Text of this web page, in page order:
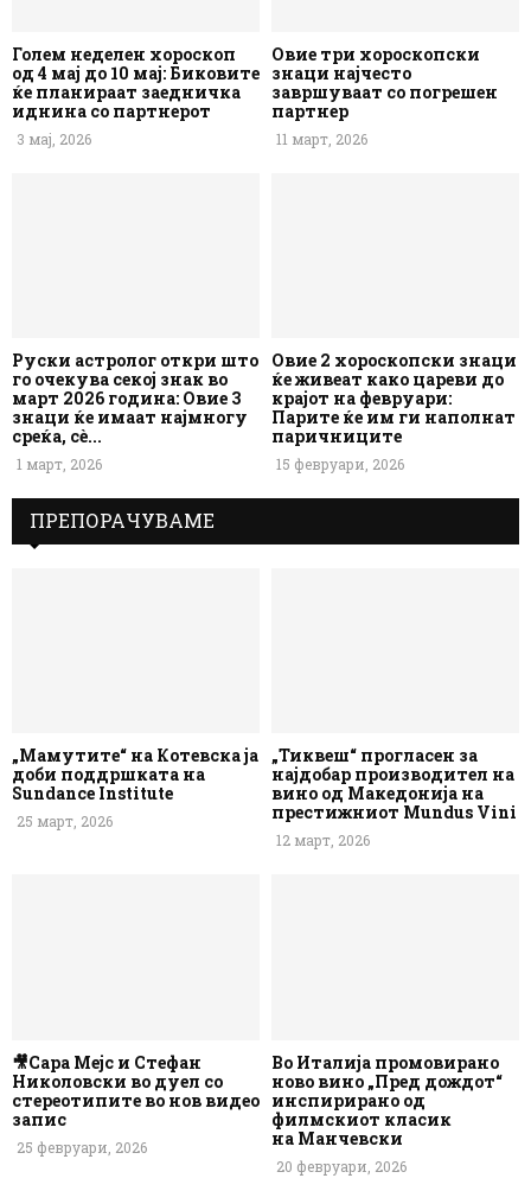
Голем неделен хороскоп
од 4 мај до 10 мај: Биковите
ќе планираат заедничка
иднина со партнерот
3 мај, 2026
Овие три хороскопски
знаци најчесто
завршуваат со погрешен
партнер
11 март, 2026
Руски астролог откри што
го очекува секој знак во
март 2026 година: Овие 3
знаци ќе имаат најмногу
среќа, сè...
1 март, 2026
Овие 2 хороскопски знаци
ќе живеат како цареви до
крајот на февруари:
Парите ќе им ги наполнат
паричниците
15 февруари, 2026
ПРЕПОРАЧУВАМЕ
„Мамутите“ на Котевска ја
доби поддршката на
Sundance Institute
25 март, 2026
„Тиквеш“ прогласен за
најдобар производител на
вино од Македонија на
престижниот Mundus Vini
12 март, 2026
🎥Сара Мејс и Стефан
Николовски во дуел со
стереотипите во нов видео
запис
25 февруари, 2026
Во Италија промовирано
ново вино „Пред дождот“
инспирирано од
филмскиот класик
на Манчевски
20 февруари, 2026